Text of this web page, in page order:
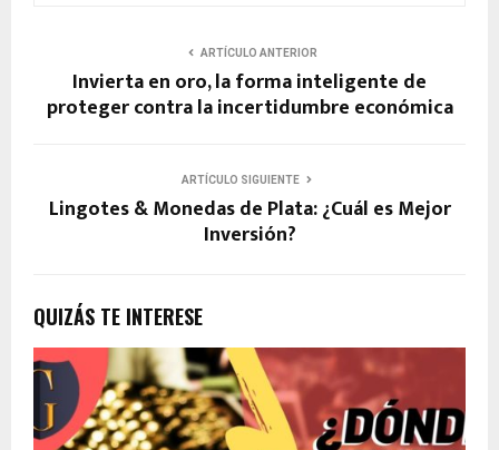
ARTÍCULO ANTERIOR
Invierta en oro, la forma inteligente de
proteger contra la incertidumbre económica
ARTÍCULO SIGUIENTE
Lingotes & Monedas de Plata: ¿Cuál es Mejor
Inversión?
QUIZÁS TE INTERESE